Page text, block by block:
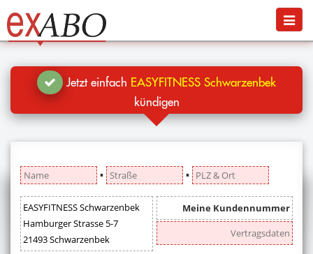
Jetzt kündigen
Blog
Anmelden
Menü
Jetzt einfach EASYFITNESS Schwarzenbek
kündigen
▪ ▪